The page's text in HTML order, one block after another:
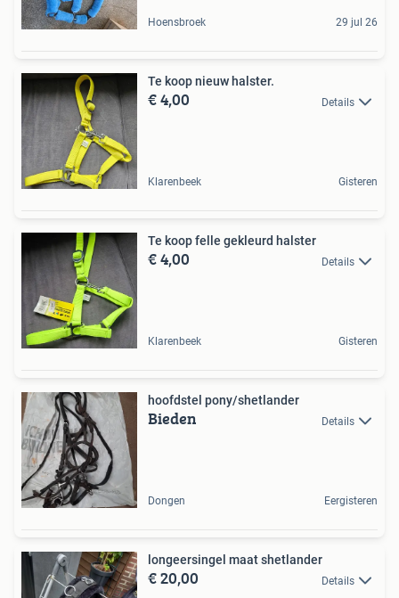
Hoensbroek 29 jul 26
Te koop nieuw halster.
€ 4,00 Details
Klarenbeek Gisteren
Te koop felle gekleurd halster
€ 4,00 Details
Klarenbeek Gisteren
hoofdstel pony/shetlander
Bieden Details
Dongen Eergisteren
longeersingel maat shetlander
€ 20,00 Details